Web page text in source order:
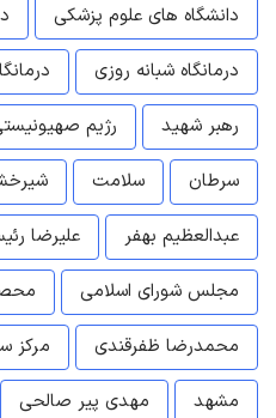
دانشگاه های علوم پزشکی
درمانگاه شبانه روزی
رهبر شهید
رژیم
سرطان
سلامت
عبدالعظیم بهفر
علیرضا
مجلس شورای اسلامی
محمدرضا ظفرقندی
مرکز
مشهد
مهدی پیر صالحی